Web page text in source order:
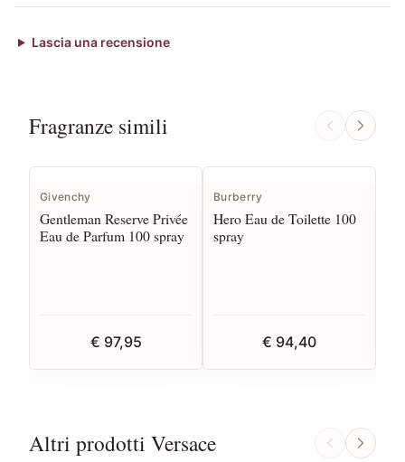
Lascia una recensione
Fragranze simili
Givenchy
Gentleman Reserve Privée
Eau de Parfum 100 spray
€ 97,95
Burberry
Hero Eau de Toilette 100
spray
€ 94,40
Altri prodotti Versace